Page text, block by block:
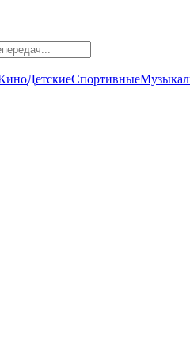
ДетскиеСпортивные